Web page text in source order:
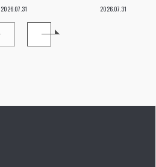
分たちの世代のルー
ツ、カルチャーなど
2026.07.31
ツアー。い
2026.07.31